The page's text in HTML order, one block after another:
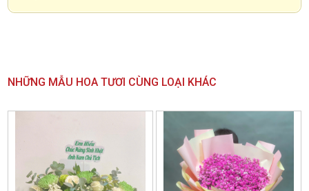
NHỮNG MẪU HOA TƯƠI CÙNG LOẠI KHÁC